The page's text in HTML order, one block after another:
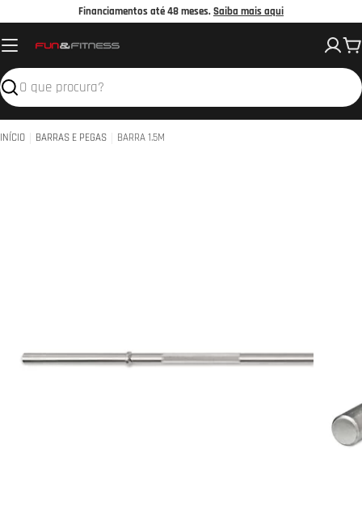
o
conteúdo
Financiamentos até 48 meses.Saiba mais aqui
Pesquisar
INÍCIO BARRAS E PEGAS BARRA 1.5M
Abrir media 0 em modal